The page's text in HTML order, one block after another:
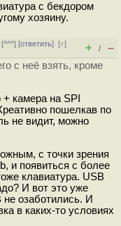
с бекдором
хозяину.
[^^^] [ответить][↑]
+ / –
с неё взять, кроме
камера на SPI
пошелкав по
не видит, можно
с точки зрения
и появиться с более
клавиатура. USB
И вот это уже
озаботились. И
в каких-то условиях